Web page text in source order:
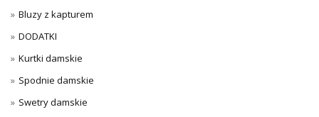
Bluzy z kapturem
DODATKI
Kurtki damskie
Spodnie damskie
Swetry damskie